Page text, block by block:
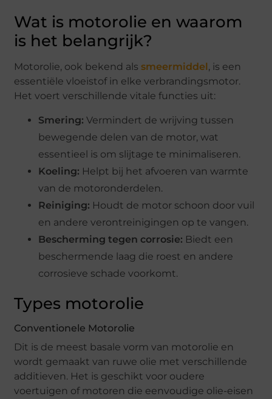
Wat is motorolie en waarom
is het belangrijk?
Motorolie, ook bekend alssmeermiddel, is een
essentiële vloeistof in elke verbrandingsmotor.
Het voert verschillende vitale functies uit:
Smering: Vermindert de wrijving tussen
bewegende delen van de motor, wat
essentieel is om slijtage te minimaliseren.
Koeling: Helpt bij het afvoeren van warmte
van de motoronderdelen.
Reiniging: Houdt de motor schoon door vuil
en andere verontreinigingen op te vangen.
Bescherming tegen corrosie: Biedt een
beschermende laag die roest en andere
corrosieve schade voorkomt.
Types motorolie
Conventionele Motorolie
Dit is de meest basale vorm van motorolie en
wordt gemaakt van ruwe olie met verschillende
additieven. Het is geschikt voor oudere
voertuigen of motoren die eenvoudige olie-eisen